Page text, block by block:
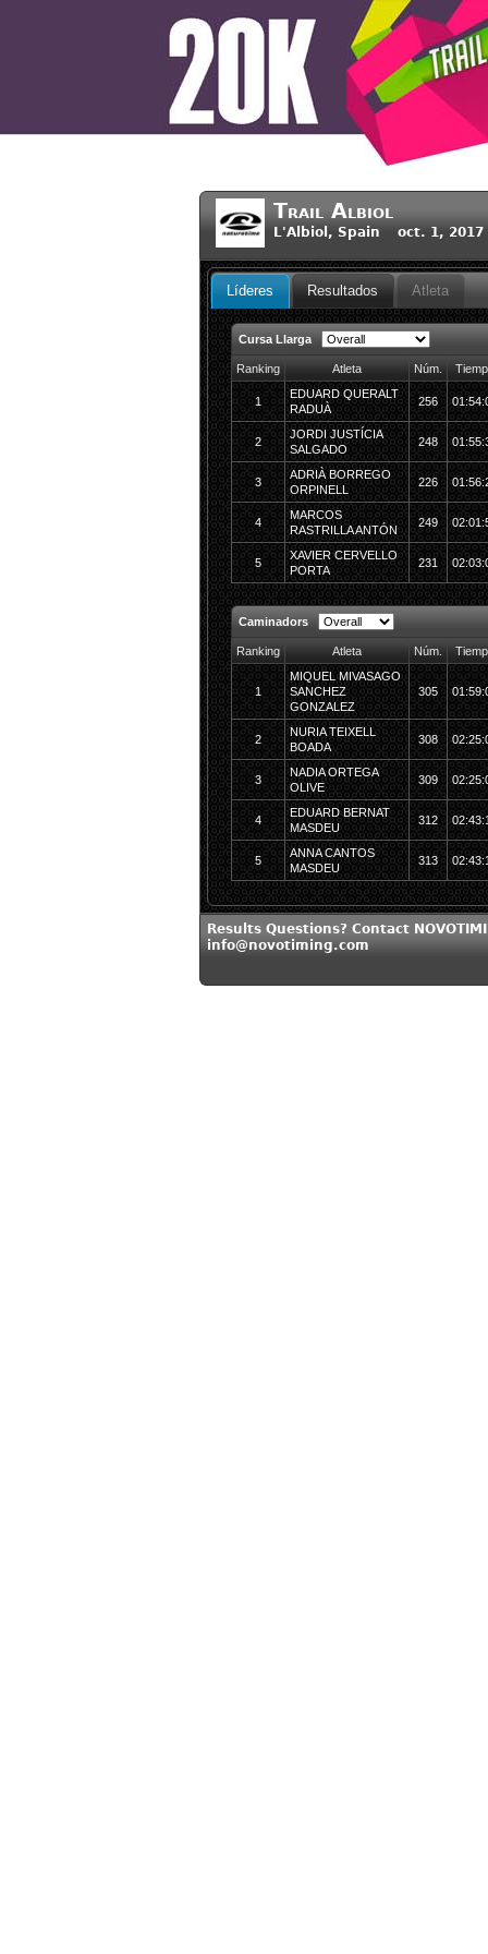
Trail Albiol
L'Albiol, Spain oct. 1, 2017
Líderes Resultados Atleta
Cursa Llarga
Ranking Atleta Núm.
1
EDUARD QUERALT
RADUÀ
256
2
JORDI JUSTÍCIA
SALGADO
248
3
ADRIÀ BORREGO
ORPINELL
226
4
MARCOS
RASTRILLA ANTÓN
249
5
XAVIER CERVELLO
PORTA
231
Caminadors
Ranking Atleta Núm.
1
MIQUEL MIVASAGO
SANCHEZ
GONZALEZ
305
2
NURIA TEIXELL
BOADA
308
3
NADIA ORTEGA
OLIVE
309
4
EDUARD BERNAT
MASDEU
312
5
ANNA CANTOS
MASDEU
313
Results Questions? Contact
info@novotiming.com